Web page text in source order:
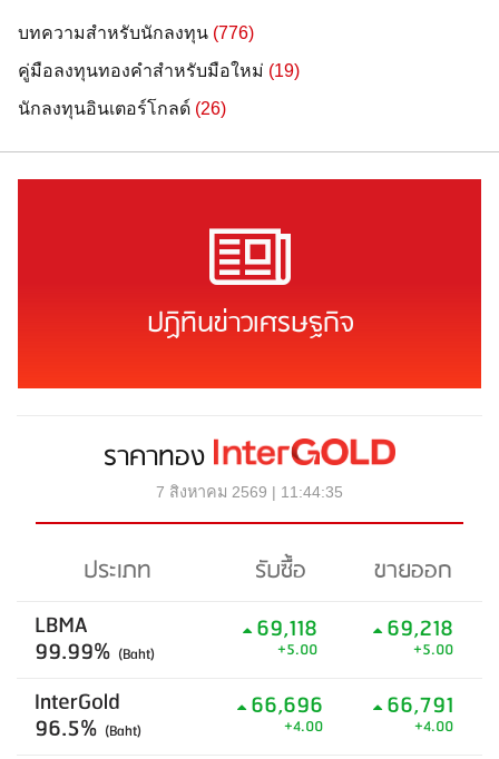
บทความสำหรับนักลงทุน (776)
คู่มือลงทุนทองคำสำหรับมือใหม่ (19)
นักลงทุนอินเตอร์โกลด์ (26)
ปฏิทินข่าวเศรษฐกิจ
ราคาทอง
7 สิงหาคม 2569 | 11:44:35
ประเภท รับซื้อ
ขายออก
LBMA
99.99% (Baht)
69,118
+5.00
69,218
+5.00
InterGold
96.5% (Baht)
66,696
+4.00
66,791
+4.00